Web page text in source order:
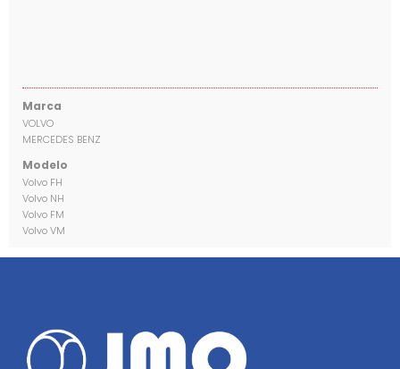
Marca
VOLVO
MERCEDES BENZ
Modelo
Volvo FH
Volvo NH
Volvo FM
Volvo VM